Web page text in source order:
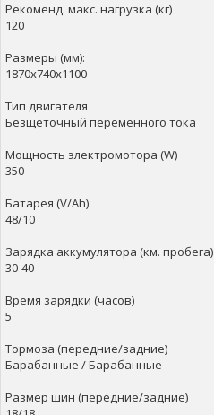
Рекоменд. макс. нагрузка (кг)
120
Размеры (мм):
1870х740х1100
Тип двигателя
Безщеточный переменного тока
Мощность электромотора (W)
350
Батарея (V/Ah)
48/10
Зарядка аккумулятора (км. пробега)
30-40
Время зарядки (часов)
5
Тормоза (передние/задние)
Барабанные / Барабанные
Размер шин (передние/задние)